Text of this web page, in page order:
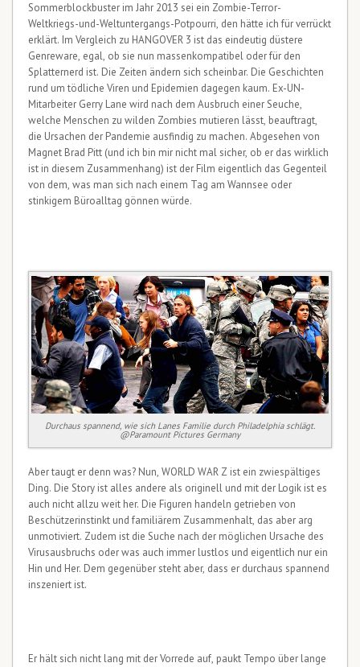
Sommerblockbuster im Jahr 2013 sei ein Zombie-Terror-
Weltkriegs-und-Weltuntergangs-Potpourri, den hätte ich für verrückt
erklärt. Im Vergleich zu HANGOVER 3 ist das eindeutig düstere
Genreware, egal, ob sie nun massenkompatibel oder für den
Splatternerd ist. Die Zeiten ändern sich scheinbar. Die Geschichten
rund um tödliche Viren und Epidemien dagegen kaum. Ex-UN-
Mitarbeiter Gerry Lane wird nach dem Ausbruch einer Seuche,
welche Menschen zu wilden Zombies mutieren lässt, beauftragt,
die Ursachen der Pandemie ausfindig zu machen. Abgesehen von
Magnet Brad Pitt (und ich bin mir nicht mal sicher, ob er das wirklich
ist in diesem Zusammenhang) ist der Film eigentlich das Gegenteil
von dem, was man sich nach einem Tag am Wannsee oder
stinkigem Büroalltag gönnen würde.
Durchaus spannend, wie sich Lanes Familie durch Philadelphia schlägt.
@Paramount Pictures Germany
Aber taugt er denn was? Nun, WORLD WAR Z ist ein zwiespältiges
Ding. Die Story ist alles andere als originell und mit der Logik ist es
auch nicht allzu weit her. Die Figuren handeln getrieben von
Beschützerinstinkt und familiärem Zusammenhalt, das aber arg
unmotiviert. Zudem ist die Suche nach der möglichen Ursache des
Virusausbruchs oder was auch immer lustlos und eigentlich nur ein
Hin und Her. Dem gegenüber steht aber, dass er durchaus spannend
inszeniert ist.
Er hält sich nicht lang mit der Vorrede auf, paukt Tempo über lange